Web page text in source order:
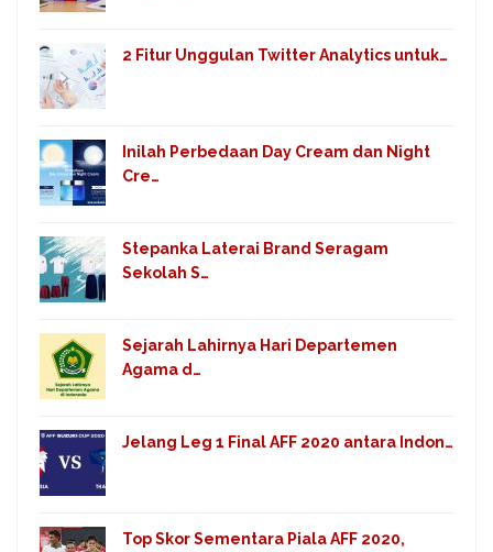
2 Fitur Unggulan Twitter Analytics untuk…
Inilah Perbedaan Day Cream dan Night
Cre…
Stepanka Laterai Brand Seragam
Sekolah S…
Sejarah Lahirnya Hari Departemen
Agama d…
Jelang Leg 1 Final AFF 2020 antara Indon…
Top Skor Sementara Piala AFF 2020,